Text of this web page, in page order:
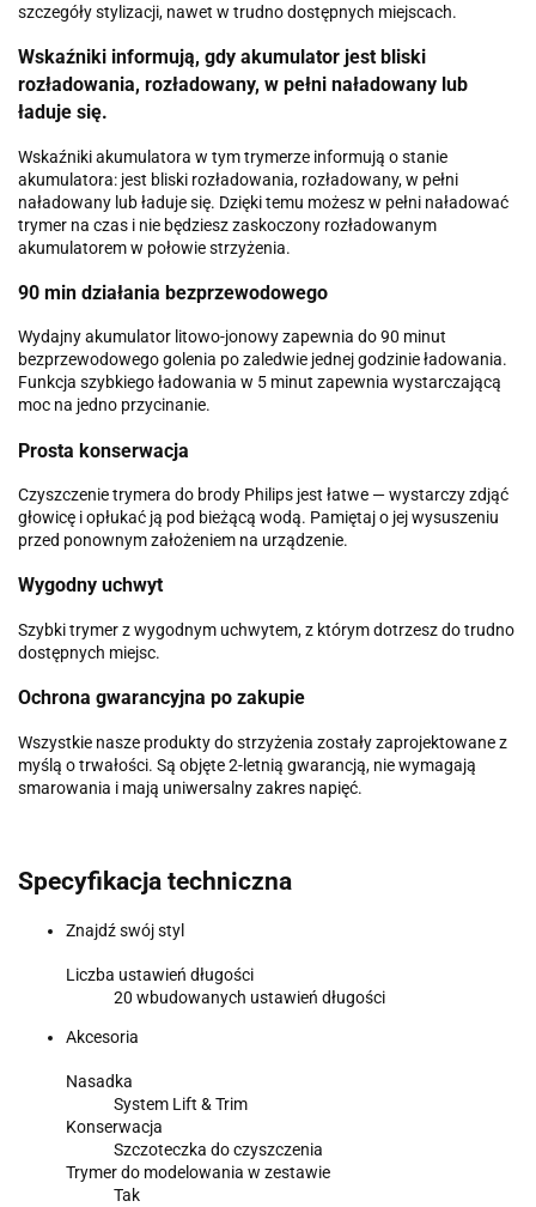
szczegóły stylizacji, nawet w trudno dostępnych miejscach.
Wskaźniki informują, gdy akumulator jest bliski
rozładowania, rozładowany, w pełni naładowany lub
ładuje się.
Wskaźniki akumulatora w tym trymerze informują o stanie
akumulatora: jest bliski rozładowania, rozładowany, w pełni
naładowany lub ładuje się. Dzięki temu możesz w pełni naładować
trymer na czas i nie będziesz zaskoczony rozładowanym
akumulatorem w połowie strzyżenia.
90 min działania bezprzewodowego
Wydajny akumulator litowo-jonowy zapewnia do 90 minut
bezprzewodowego golenia po zaledwie jednej godzinie ładowania.
Funkcja szybkiego ładowania w 5 minut zapewnia wystarczającą
moc na jedno przycinanie.
Prosta konserwacja
Czyszczenie trymera do brody Philips jest łatwe — wystarczy zdjąć
głowicę i opłukać ją pod bieżącą wodą. Pamiętaj o jej wysuszeniu
przed ponownym założeniem na urządzenie.
Wygodny uchwyt
Szybki trymer z wygodnym uchwytem, z którym dotrzesz do trudno
dostępnych miejsc.
Ochrona gwarancyjna po zakupie
Wszystkie nasze produkty do strzyżenia zostały zaprojektowane z
myślą o trwałości. Są objęte 2-letnią gwarancją, nie wymagają
smarowania i mają uniwersalny zakres napięć.
Specyfikacja techniczna
Znajdź swój styl
Liczba ustawień długości
20 wbudowanych ustawień długości
Akcesoria
Nasadka
System Lift & Trim
Konserwacja
Szczoteczka do czyszczenia
Trymer do modelowania w zestawie
Tak